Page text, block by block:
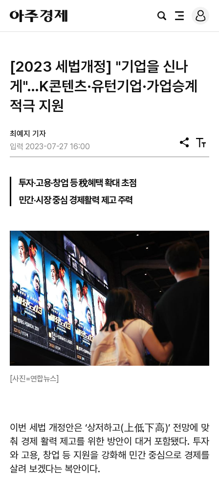
아
주
경
검
전
로
그
[2023 세법개정] "기업을 신나
게"…K콘텐츠·유턴기업·가업승계
적극 지원
최예지 기자
입력 2023-07-27 16:00
공
유
텍
스
투자·고용·창업 등 稅혜택 확대 초점
민간·시장 중심 경제활력 제고 주력
[사진=연합뉴스]
이번 세법 개정안은 ‘상저하고(上低下高)’ 전망에 맞
춰 경제 활력 제고를 위한 방안이 대거 포함됐다. 투자
와 고용, 창업 등 지원을 강화해 민간 중심으로 경제를
살려 보겠다는 복안이다.